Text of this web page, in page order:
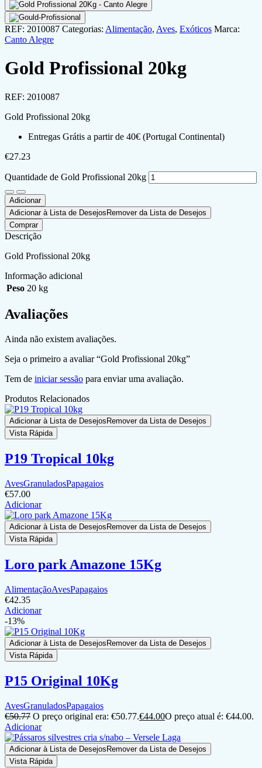
REF: 2010087 Categorias: Alimentação, Aves, Exóticos Marca:
Canto Alegre
Gold Profissional 20kg
REF: 2010087
Gold Profissional 20kg
Entregas Grátis a partir de 40€ (Portugal Continental)
€27.23
Quantidade de Gold Profissional 20kg
Adicionar
Adicionar à Lista de DesejosRemover da Lista de Desejos
Comprar
Descrição
Gold Profissional 20kg
Informação adicional
Peso 20 kg
Avaliações
Ainda não existem avaliações.
Seja o primeiro a avaliar “Gold Profissional 20kg”
Tem de iniciar sessão para enviar uma avaliação.
Produtos Relacionados
Adicionar à Lista de Desejos Remover da Lista de Desejos
Vista Rápida
P19 Tropical 10kg
AvesGranuladosPapagaios
€57.00
Adicionar
Adicionar à Lista de Desejos Remover da Lista de Desejos
Vista Rápida
Loro park Amazone 15Kg
AlimentaçãoAvesPapagaios
€42.35
Adicionar
-13%
Adicionar à Lista de Desejos Remover da Lista de Desejos
Vista Rápida
P15 Original 10Kg
AvesGranuladosPapagaios
€50.77 O preço original era: €50.77.€44.00O preço atual é: €44.00.
Adicionar
Adicionar à Lista de Desejos Remover da Lista de Desejos
Vista Rápida